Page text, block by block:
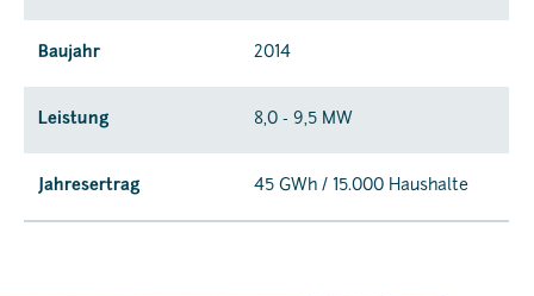
Baujahr 2014
Leistung 8,0 - 9,5 MW
Jahresertrag 45 GWh / 15.000 Haushalte